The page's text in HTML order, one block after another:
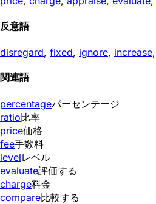
反意語
disregard, fixed, ignore, increase,
関連語
percentageパーセンテージ
ratio比率
price価格
fee手数料
levelレベル
evaluate評価する
charge料金
compare比較する